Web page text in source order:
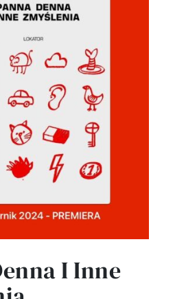
I Inne